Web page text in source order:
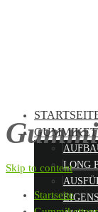
LONG
Skip to content
Startseite